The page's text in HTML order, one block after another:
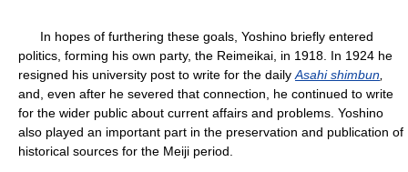
In hopes of furthering these goals, Yoshino briefly entered
politics, forming his own party, the Reimeikai, in 1918. In 1924 he
resigned his university post to write for the daily Asahi shimbun
and, even after he severed that connection, he continued to write
for the wider public about current affairs and problems. Yoshino
also played an important part in the preservation and publication of
historical sources for the Meiji period.